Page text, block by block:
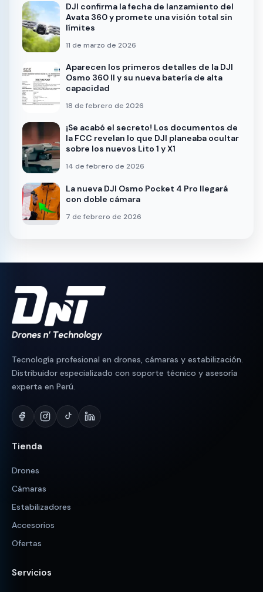
DJI confirma la fecha de lanzamiento del
Avata 360 y promete una visión total sin
límites
11 de marzo de 2026
Aparecen los primeros detalles de la DJI
Osmo 360 II y su nueva batería de alta
capacidad
18 de febrero de 2026
¡Se acabó el secreto! Los documentos de
la FCC revelan lo que DJI planeaba ocultar
sobre los nuevos Lito 1 y X1
14 de febrero de 2026
La nueva DJI Osmo Pocket 4 Pro llegará
con doble cámara
7 de febrero de 2026
Tecnología profesional en drones, cámaras y estabilización.
Distribuidor especializado con soporte técnico y asesoría
experta en Perú.
Tienda
Drones
Cámaras
Estabilizadores
Accesorios
Ofertas
Servicios